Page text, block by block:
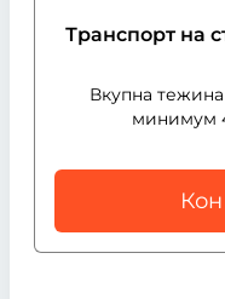
Транспорт на
Вкупна
минимум